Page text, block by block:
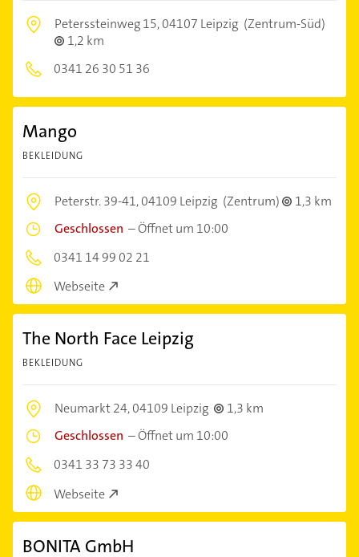
Peterssteinweg 15,04107 Leipzig (Zentrum-Süd)
1,2 km
0341 26 30 51 36
Mango
BEKLEIDUNG
Peterstr. 39-41,04109 Leipzig (Zentrum)
1,3 km
Geschlossen –Öffnet um 10:00
0341 14 99 02 21
Webseite
The North Face Leipzig
BEKLEIDUNG
Neumarkt 24,04109 Leipzig
1,3 km
Geschlossen –Öffnet um 10:00
0341 33 73 33 40
Webseite
BONITA GmbH